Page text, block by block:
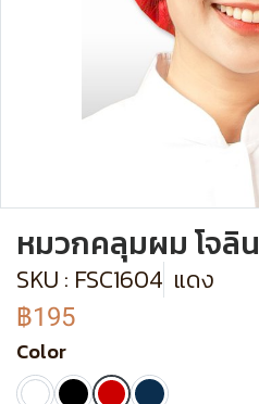
หมวกคลุมผม โจลิน
SKU : FSC1604 แดง
฿195
Color